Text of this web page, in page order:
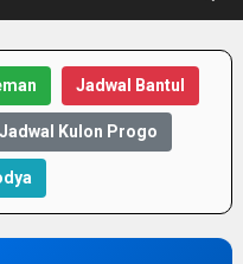
Jadwal Bantul
Jadwal Kulon Progo